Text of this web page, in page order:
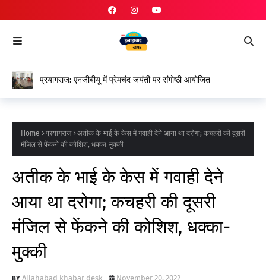
प्रयागराज: एनजीबीयू में प्रेमचंद जयंती पर संगोष्ठी आयोजित
Home प्रयागराज
अतीक के भाई के केस में गवाही देने आया था दरोगा; कचहरी की दूसरी
मंजिल से फेंकने की कोशिश, धक्का-मुक्की
अतीक के भाई के केस में गवाही देने
आया था दरोगा; कचहरी की दूसरी
मंजिल से फेंकने की कोशिश, धक्का-
मुक्की
Allahabad khabar desk November 20, 2022